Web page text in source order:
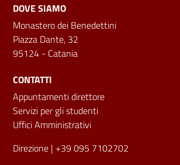
DOVE SIAMO
Monastero dei Benedettini
Piazza Dante, 32
95124 - Catania
CONTATTI
Appuntamenti direttore
Servizi per gli studenti
Uffici Amministrativi
Direzione | +39 095 7102702